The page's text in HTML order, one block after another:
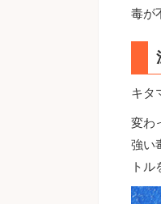
毒が
キタ
変わ
強い
トル